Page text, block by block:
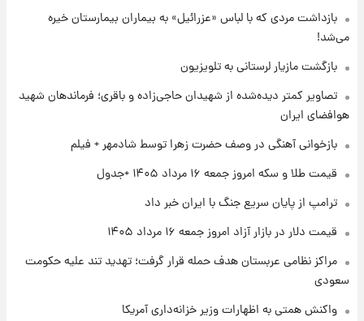
پیش‌بینی بارش‌های گسترده با ورود ال‌نینو؛ کدام
روزها پربارش‌تر خواهند بود؟
شماره پیراهن خریدهای جدید پرسپولیس اعلام
شد؛ تیکدری، محبی و سرگیف با اعداد ویژه
۱ روز پیش
جزئیات فعال‌سازی «کیف پول ایران» اعلام
شد+فیلم
بازداشت مردی که با لباس «عزرائیل» به بیماران بیمارستان خیره
می‌شد!
بازگشت مازیار لرستانی به تلویزیون
تصاویر کمتر دیده‌شده از شهیدان حاجی‌زاده و باقری؛ فرماندهان شهید
هوافضای ایران
بازخوانی آهنگی در وصف حضرت زهرا توسط شادمهر + فیلم
قیمت طلا و سکه امروز جمعه ۱۶ مرداد ۱۴۰۵ +جدول
ترامپ از پایان سریع جنگ با ایران خبر داد
قیمت دلار در بازار آزاد امروز جمعه ۱۶ مرداد ۱۴۰۵
مراکز نظامی عربستان هدف حمله قرار گرفت؛ تهدید تند علیه حکومت
سعودی
واکنش همتی به اظهارات وزیر خزانه‌داری آمریکا